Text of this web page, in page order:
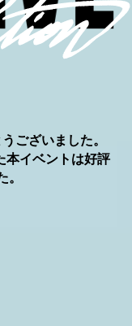
ございました。
本イベントは好評